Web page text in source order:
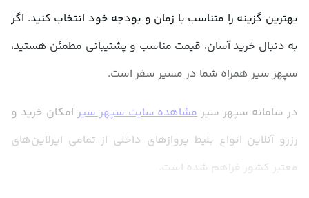
سپهر سیر همراه شما در مسیر سفر است.
در سامانه سپهر سیر مشاهده سایت سپهر سیر
معتبر کشور فراهم شده است.